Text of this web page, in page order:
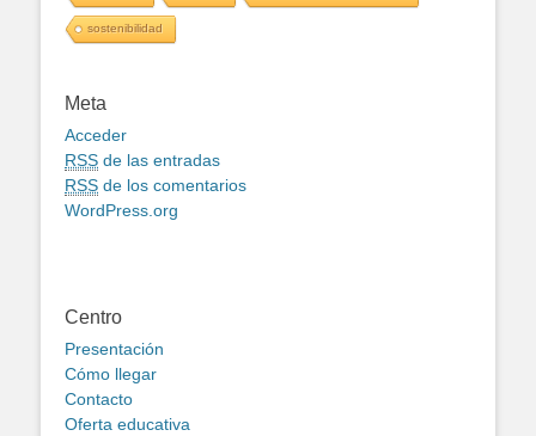
sostenibilidad
Meta
Acceder
RSS de las entradas
RSS de los comentarios
WordPress.org
Centro
Presentación
Cómo llegar
Contacto
Oferta educativa